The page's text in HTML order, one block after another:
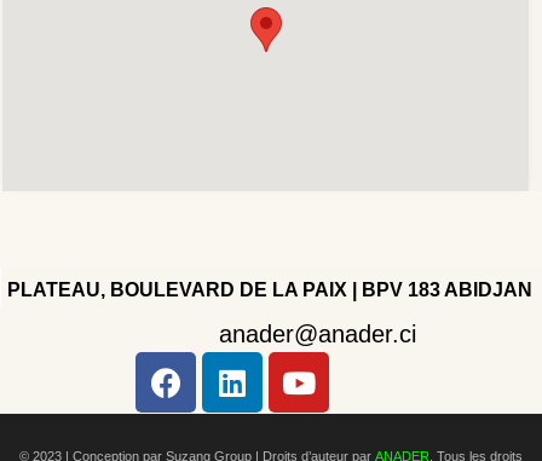
PLATEAU, BOULEVARD DE LA PAIX | BPV 183 ABIDJAN
anader@anader.ci
© 2023 | Conception par Suzang Group | Droits d’auteur par ANADER . Tous les droits
Copyright 2022 - Company - All rights reserved. Powered
by WordPress.